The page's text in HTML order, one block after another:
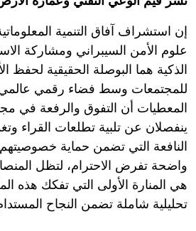
إن استشراف آفاق التنمية
علوم الأمن السيبراني ومشاركة
الذكية هما البوصلة الحقيقية لحفظ
للمجتمعات وسط فضاء رقمي عالمي
المعطيات أن التفوق والرفعة في
ينفصلان عن تلبية تطلعات القراء
النافعة التي تضمن حماية
واضحة تفرض الاحترام، لتظل
هي المنارة الأولى التي تفكك هذه
تحليلية شاملة تضمن النجاح